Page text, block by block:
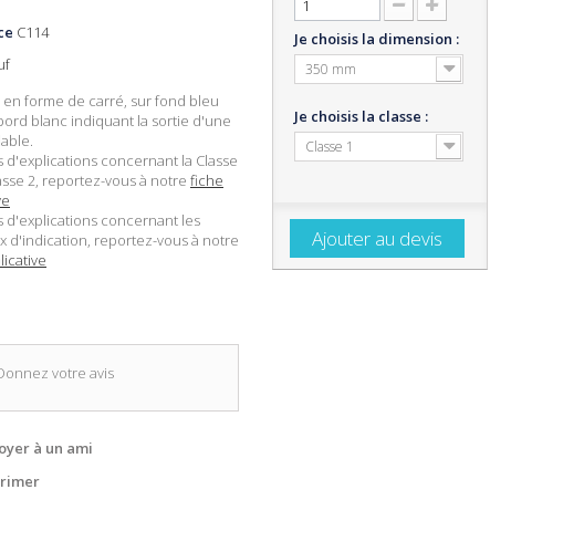
C114
en forme de carré, sur fond bleu
blanc indiquant la sortie d'une
d'explications concernant la Classe
2, reportez-vous à notre fiche
d'explications concernant les
d'indication, reportez-vous à notre
votre avis
à un ami
Je choisis la dimension :
350 mm
Je choisis la classe :
Classe 1
Ajouter au devis